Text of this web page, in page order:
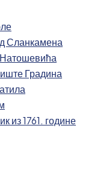
Сланкамена
Градина
из 1761. године